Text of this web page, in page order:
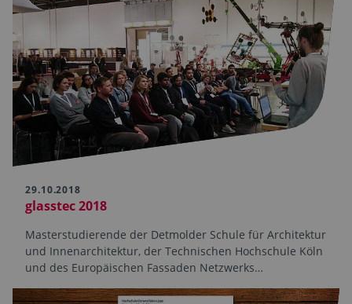
29.10.2018
glasstec 2018
Masterstudierende der Detmolder Schule für Architektur
und Innenarchitektur, der Technischen Hochschule Köln
und des Europäischen Fassaden Netzwerks…